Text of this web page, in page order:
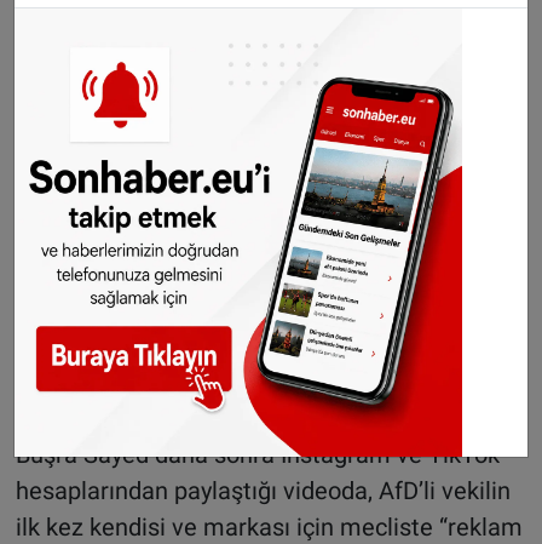
Yaşanan gelişmenin ardından Büşra Sayed,
vekilin sözlerine sosyal medya hesabından
mizahi bir dille yanıt verdi.
Sayed, “Aslında şoke olmadım. Hatta biraz
sevindim diyebilirim. Çünkü Miss Germany’de
savunduğum misyon için bundan daha büyük
bir görünürlük olamazdı. Sonuçta Federal
Meclis’te adım geçti” dedi.
Büşra Sayed daha sonra Instagram ve TikTok
hesaplarından paylaştığı videoda, AfD’li vekilin
ilk kez kendisi ve markası için mecliste “reklam